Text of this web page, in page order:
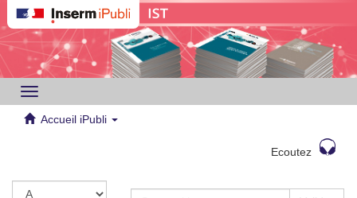
Toggle
navigation
Accueil iPubli
Ecoutez